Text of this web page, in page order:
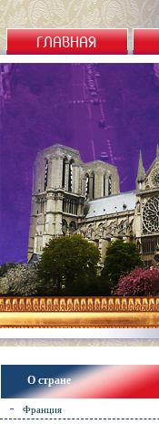
О стране
Франция
ГЛАВНАЯ